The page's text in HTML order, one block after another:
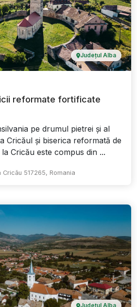
Județul Alba
reformate fortificate
pe drumul pietrei și al
Cricăul și biserica reformată de
Cricău este compus din ...
517265, Romania
Județul Alba